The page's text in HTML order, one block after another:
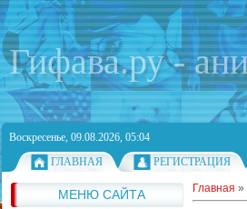
Гифава.ру -
Воскресенье, 09.08.2026, 05:04
ГЛАВНАЯ
РЕГИСТРАЦИЯ
МЕНЮ САЙТА Главная »